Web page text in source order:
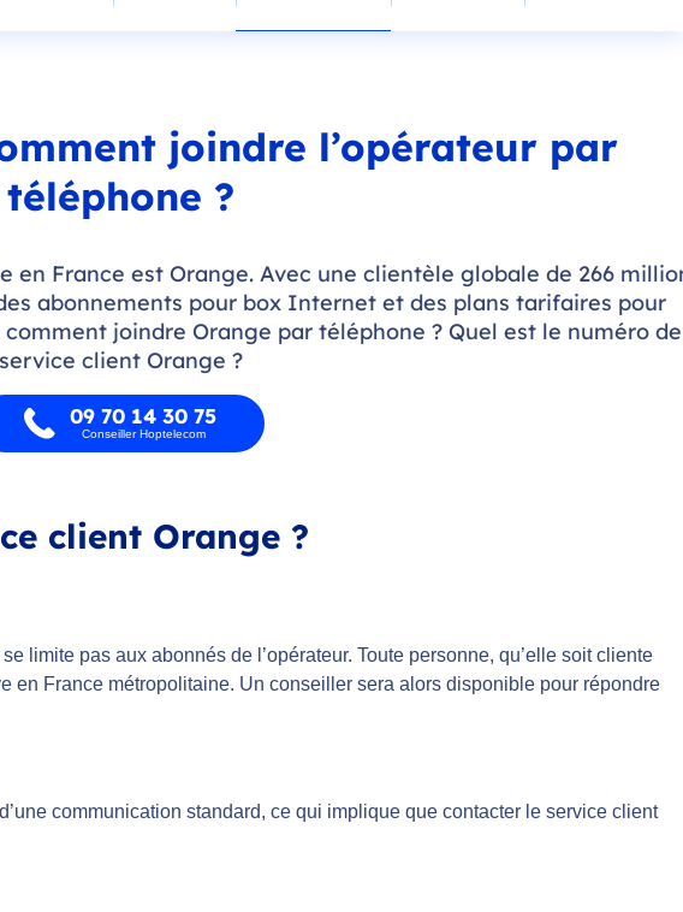
joindre l’opérateur par
téléphone ?
France est Orange. Avec une clientèle globale de 266
abonnements pour box Internet et des plans tarifaires pour
joindre Orange par téléphone ? Quel est le numéro de
service client Orange ?
09 70 14 30 75
Conseiller Hoptelecom
client Orange ?
limite pas aux abonnés de l’opérateur. Toute personne, qu’elle soit cliente
en France métropolitaine. Un conseiller sera alors disponible pour répondre
communication standard, ce qui implique que contacter le service client